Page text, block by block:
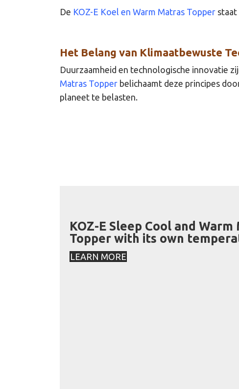
De KOZ-E Koel en Warm Matras Topper staat
Het Belang van Klimaatbewuste
Duurzaamheid en technologische innovatie
Matras Topper belichaamt deze principes
planeet te belasten.
KOZ-E Sleep Cool and
Topper with its own
LEARN MORE